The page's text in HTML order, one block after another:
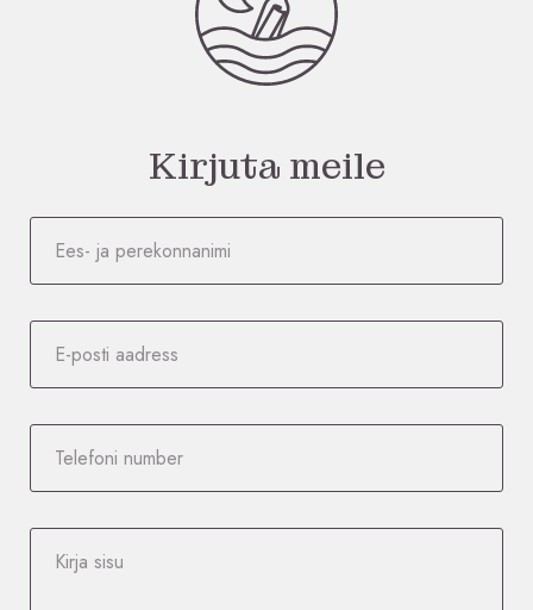
Kirjuta meile